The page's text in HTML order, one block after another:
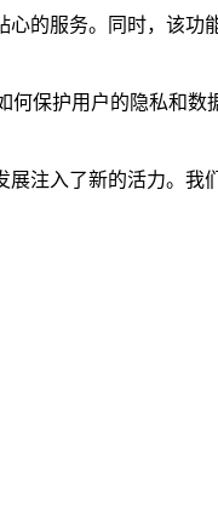
的服务。同时，该功
保护用户的隐私和数
注入了新的活力。我